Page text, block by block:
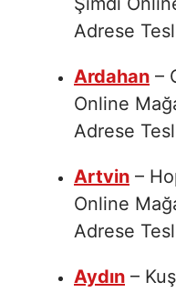
Adrese
Ardahan –
Online
Adrese
Artvin –
Online
Adrese
Aydın –